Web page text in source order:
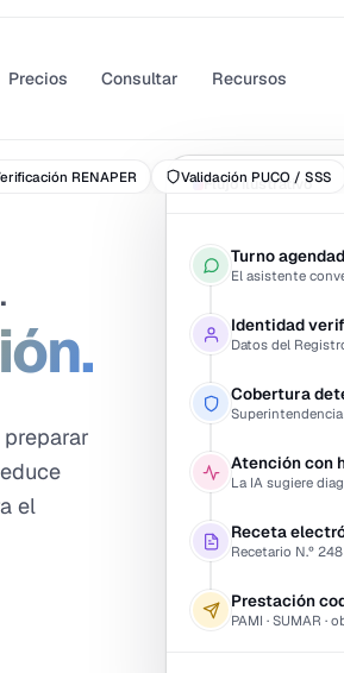
Precios Consultar Recursos
RENAPER Validación PUCO / SSS
el
Flujo ilustrativo
Turno
El asistente
Identidad
Datos del
Cobertura
Superintendencia
Atención con
La IA sugiere
Receta
Recetario N.º 248
Prestación
PAMI · SUMAR ·